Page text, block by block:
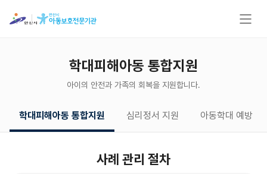
학대피해아동 통합지원
아이의 안전과 가족의 회복을 지원합니다.
학대피해아동 통합지원 심리정서 지원 아동학대 예방
사례 관리 절차